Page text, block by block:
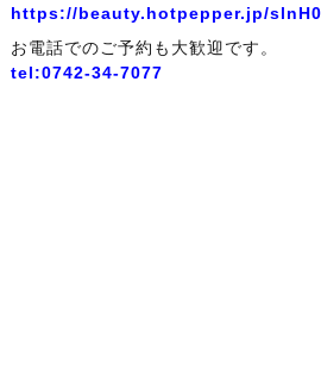
https://beauty.hotpepper.jp/
お電話でのご予約も大歓迎です。
tel:0742-34-7077